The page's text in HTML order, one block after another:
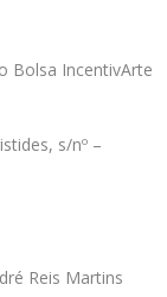
Bolsa IncentivArte
s/nº –
Reis Martins